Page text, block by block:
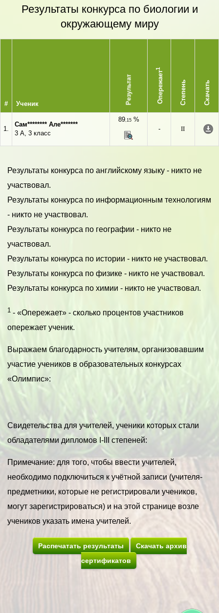
Результаты конкурса по биологии и
окружающему миру
# Ученик Результат Опережает
1
Степень Скачать
1.
Сам******** Але*******
3 А, 3 класс
89,15%
-
II
Результаты конкурса по английскому языку - никто не
участвовал.
Результаты конкурса по информационным технологиям
- никто не участвовал.
Результаты конкурса по географии - никто не
участвовал.
Результаты конкурса по истории - никто не участвовал.
Результаты конкурса по физике - никто не участвовал.
Результаты конкурса по химии - никто не участвовал.
1 - «Опережает» - сколько процентов участников
опережает ученик.
Выражаем благодарность учителям, организовавшим
участие учеников в образовательных конкурсах
«Олимпис»:
Свидетельства для учителей, ученики которых стали
обладателями дипломов I-III степеней:
Примечание: для того, чтобы ввести учителей,
необходимо подключиться к учётной записи (учителя-
предметники, которые не регистрировали учеников,
могут зарегистрироваться) и на этой странице возле
учеников указать имена учителей.
Распечатать результаты
Скачать архив
сертификатов